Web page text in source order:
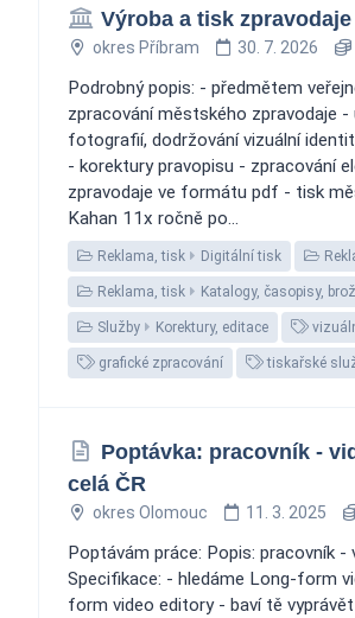
Výroba a tisk
okres Příbram 30. 7. 2026
Podrobný popis: - předmětem
zpracování městského zpravodaje -
fotografií, dodržování vizuální
- korektury pravopisu - zpracování
zpravodaje ve formátu pdf - tisk
Kahan 11x ročně po...
Reklama, tisk Digitální tisk
Reklama, tisk Katalogy, časopisy,
Služby Korektury, editace
grafické zpracování tiskařské
Poptávka: pracovník -
celá ČR
okres Olomouc 11. 3. 2025
Poptávám práce: Popis: pracovník -
Specifikace: - hledáme Long-form
form video editory - baví tě